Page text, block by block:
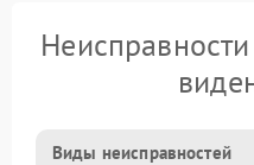
Виды неисправностей